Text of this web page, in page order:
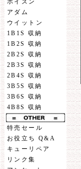
ポイズン
アダム
ウイットン
1B1S 収納
1B2S 収納
2B2S 収納
2B3S 収納
2B4S 収納
3B5S 収納
3B6S 収納
4B8S 収納
特売セール
お役立ち Q&A
キューリペア
リンク集